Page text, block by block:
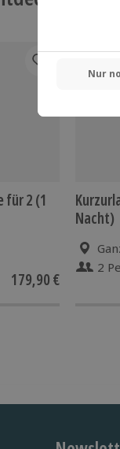
für 2 (1
179,90 €
Nacht)
2